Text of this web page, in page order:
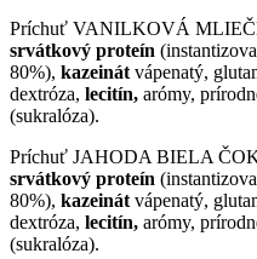
Príchuť VANILKOVÁ
srvátkový proteín
80%), kazeinát vápenatý,
dextróza, lecitín, arómy,
(sukralóza).
Príchuť JAHODA BIELA
srvátkový proteín
80%), kazeinát vápenatý,
dextróza, lecitín, arómy,
(sukralóza).